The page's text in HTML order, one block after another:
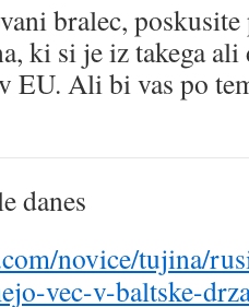
bralec,
ki si je iz takega
EU. Ali bi vas po
danes
novice/tujina/
vec-v-baltske-